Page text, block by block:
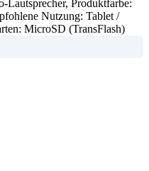
Produktfarbe:
Nutzung: Tablet /
MicroSD (TransFlash)